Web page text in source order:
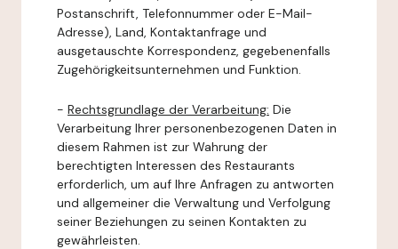
Postanschrift, Telefonnummer oder E-Mail-
Adresse), Land, Kontaktanfrage und
ausgetauschte Korrespondenz, gegebenenfalls
Zugehörigkeitsunternehmen und Funktion.
- Rechtsgrundlage der Verarbeitung: Die
Verarbeitung Ihrer personenbezogenen Daten in
diesem Rahmen ist zur Wahrung der
berechtigten Interessen des Restaurants
erforderlich, um auf Ihre Anfragen zu antworten
und allgemeiner die Verwaltung und Verfolgung
seiner Beziehungen zu seinen Kontakten zu
gewährleisten.